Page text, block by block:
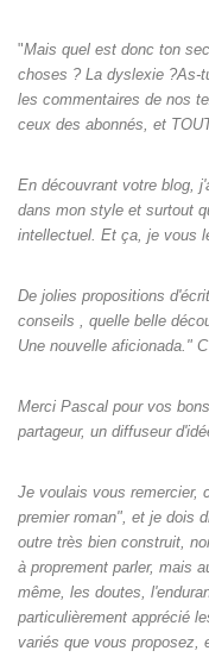
"Mais quel est donc ton
choses ? La dyslexie ?As-
les commentaires de nos
ceux des abonnés, et
En découvrant votre blog,
dans mon style et surtout
intellectuel. Et ça, je vous
De jolies propositions
conseils , quelle belle
Une nouvelle aficionada."
Merci Pascal pour vos
partageur, un diffuseur
Je voulais vous remercier,
premier roman", et je dois
outre très bien construit,
à proprement parler, mais
même, les doutes,
particulièrement apprécié
variés que vous proposez,